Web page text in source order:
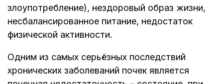
злоупотребление), нездоровый образ жизни,
несбалансированное питание, недостаток
физической активности.
Одним из самых серьёзных последствий
хронических заболеваний почек является